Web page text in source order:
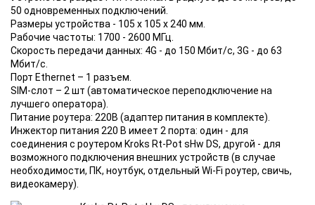
50 одновременных подключений.
Размеры устройства - 105 x 105 x 240 мм.
Рабочие частоты: 1700 - 2600 МГц.
Скорость передачи данных: 4G - до 150 Мбит/с, 3G - до 63
Мбит/с.
Порт Ethernet – 1 разъем.
SIM-слот – 2 шт (автоматическое переподключение на
лучшего оператора).
Питание роутера: 220В (адаптер питания в комплекте).
Инжектор питания 220 В имеет 2 порта: один - для
соединения с роутером Kroks Rt-Pot sHw DS, другой - для
возможного подключения внешних устройств (в случае
необходимости, ПК, ноутбук, отдельный Wi-Fi роутер, свичь,
видеокамеру).